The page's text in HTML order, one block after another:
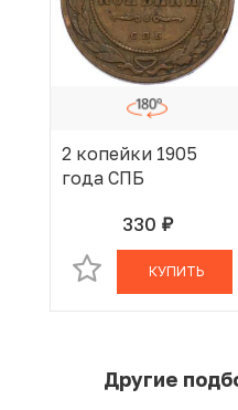
2 копейки 1905
года СПБ
330 руб.
В КОРЗИНЕ
КУПИТЬ
Другие